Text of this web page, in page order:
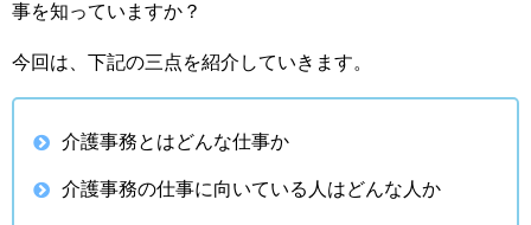
事を知っていますか？
今回は、下記の三点を紹介していきます。
介護事務とはどんな仕事か
介護事務の仕事に向いている人はどんな人か